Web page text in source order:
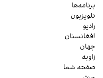
برنامه‌ها
تلویزیون
رادیو
افغانستان
جهان
زاویه
صفحه شما